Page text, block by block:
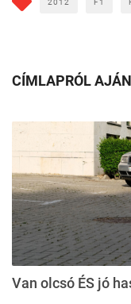
CÍMLAPRÓL
Van olcsó ÉS jó